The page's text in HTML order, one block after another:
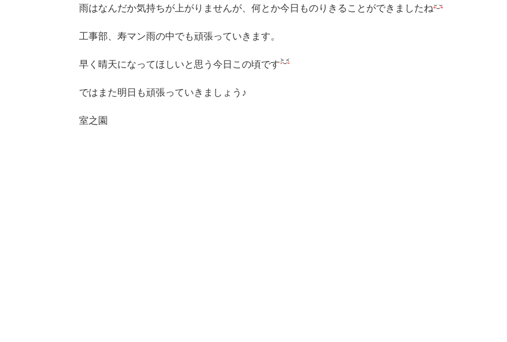
雨はなんだか気持ちが上がりませんが、何とか今日ものりきることができましたね
工事部、寿マン雨の中でも頑張っていきます。
早く晴天になってほしいと思う今日この頃です
ではまた明日も頑張っていきましょう♪
室之園